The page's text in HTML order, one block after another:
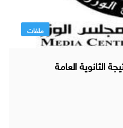
ملفات
الثانوية العامة